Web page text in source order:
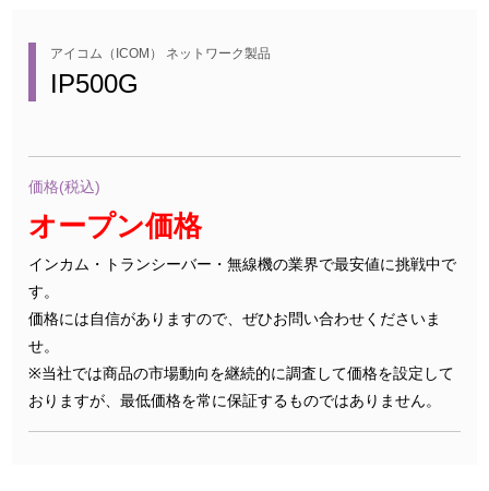
アイコム（ICOM） ネットワーク製品
IP500G
価格(税込)
オープン価格
インカム・トランシーバー・無線機の業界で最安値に挑戦中で
す。
価格には自信がありますので、ぜひお問い合わせくださいま
せ。
※当社では商品の市場動向を継続的に調査して価格を設定して
おりますが、最低価格を常に保証するものではありません。